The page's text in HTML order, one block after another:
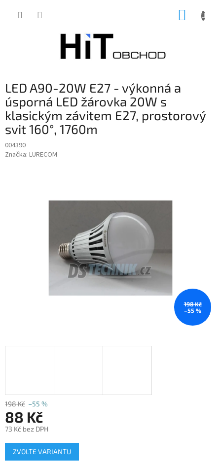
LED A90-20W E27 - výkonná a
úsporná LED žárovka 20W s
klasickým závitem E27, prostorový
svit 160°, 1760m
004390
Značka: LURECOM
198 Kč
–55 %
198 Kč –55 %
88 Kč
73 Kč bez DPH
Měrná
cena:
ZVOLTE VARIANTU